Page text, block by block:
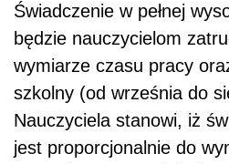
Świadczenie w pełnej
będzie nauczycielom
wymiarze czasu pracy
szkolny (od września do
Nauczyciela stanowi, iż
jest proporcjonalnie do